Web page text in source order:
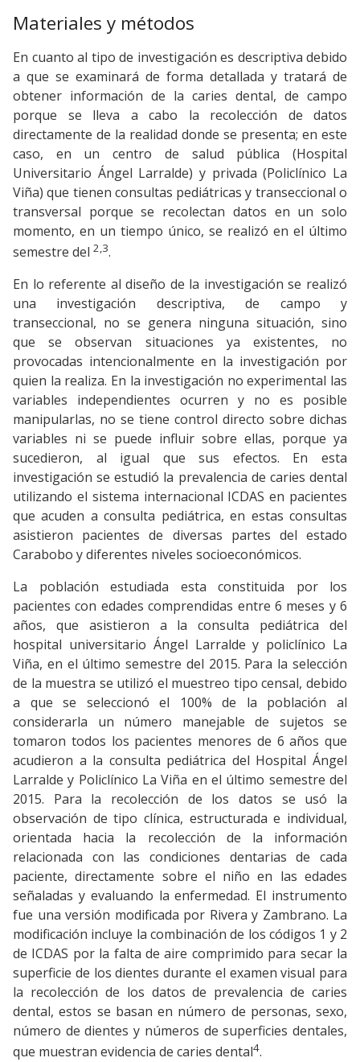
Materiales y métodos
En cuanto al tipo de investigación es descriptiva debido
a que se examinará de forma detallada y tratará de
obtener información de la caries dental, de campo
porque se lleva a cabo la recolección de datos
directamente de la realidad donde se presenta; en este
caso, en un centro de salud pública (Hospital
Universitario Ángel Larralde) y privada (Policlínico La
Viña) que tienen consultas pediátricas y transeccional o
transversal porque se recolectan datos en un solo
momento, en un tiempo único, se realizó en el último
semestre del 2,3.
En lo referente al diseño de la investigación se realizó
una investigación descriptiva, de campo y
transeccional, no se genera ninguna situación, sino
que se observan situaciones ya existentes, no
provocadas intencionalmente en la investigación por
quien la realiza. En la investigación no experimental las
variables independientes ocurren y no es posible
manipularlas, no se tiene control directo sobre dichas
variables ni se puede influir sobre ellas, porque ya
sucedieron, al igual que sus efectos. En esta
investigación se estudió la prevalencia de caries dental
utilizando el sistema internacional ICDAS en pacientes
que acuden a consulta pediátrica, en estas consultas
asistieron pacientes de diversas partes del estado
Carabobo y diferentes niveles socioeconómicos.
La población estudiada esta constituida por los
pacientes con edades comprendidas entre 6 meses y 6
años, que asistieron a la consulta pediátrica del
hospital universitario Ángel Larralde y policlínico La
Viña, en el último semestre del 2015. Para la selección
de la muestra se utilizó el muestreo tipo censal, debido
a que se seleccionó el 100% de la población al
considerarla un número manejable de sujetos se
tomaron todos los pacientes menores de 6 años que
acudieron a la consulta pediátrica del Hospital Ángel
Larralde y Policlínico La Viña en el último semestre del
2015. Para la recolección de los datos se usó la
observación de tipo clínica, estructurada e individual,
orientada hacia la recolección de la información
relacionada con las condiciones dentarias de cada
paciente, directamente sobre el niño en las edades
señaladas y evaluando la enfermedad. El instrumento
fue una versión modificada por Rivera y Zambrano. La
modificación incluye la combinación de los códigos 1 y 2
de ICDAS por la falta de aire comprimido para secar la
superficie de los dientes durante el examen visual para
la recolección de los datos de prevalencia de caries
dental, estos se basan en número de personas, sexo,
número de dientes y números de superficies dentales,
que muestran evidencia de caries dental4.